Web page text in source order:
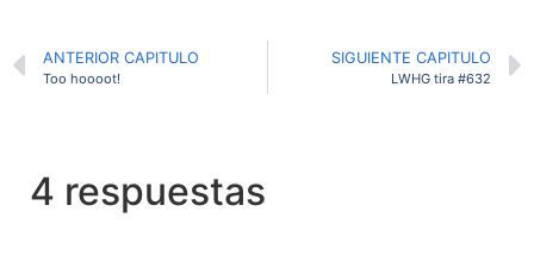
ANTERIOR CAPITULO
Too hoooot!
SIGUIENTE CAPITULO
LWHG tira #632
4 respuestas